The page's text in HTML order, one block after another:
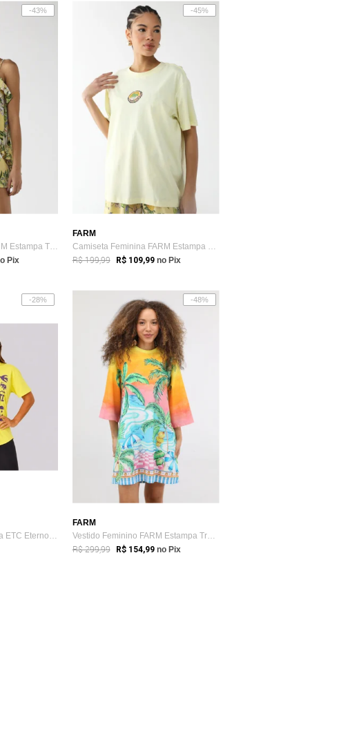
-43%
Macacão Feminino FARM Estampa Tropical C...
Pix
-45%
FARM
Camiseta Feminina FARM Estampa Coração Amarela
R$ 199,99 R$ 109,99 no Pix
-28%
Camiseta Farm Ipanema ETC Eterno Feminina Amarela
-48%
FARM
Vestido Feminino FARM Estampa Tropical D...
R$ 299,99 R$ 154,99 no Pix